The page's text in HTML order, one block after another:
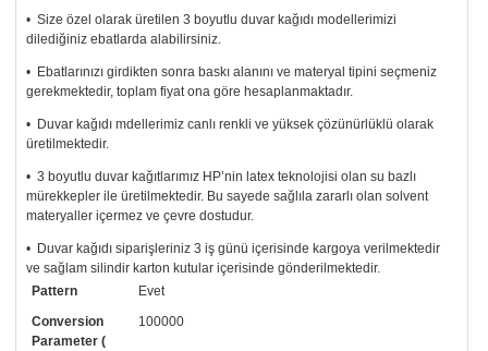
• Size özel olarak üretilen 3 boyutlu duvar kağıdı modellerimizi
dilediğiniz ebatlarda alabilirsiniz.
• Ebatlarınızı girdikten sonra baskı alanını ve materyal tipini seçmeniz
gerekmektedir, toplam fiyat ona göre hesaplanmaktadır.
• Duvar kağıdı mdellerimiz canlı renkli ve yüksek çözünürlüklü olarak
üretilmektedir.
• 3 boyutlu duvar kağıtlarımız HP’nin latex teknolojisi olan su bazlı
mürekkepler ile üretilmektedir. Bu sayede sağlıla zararlı olan solvent
materyaller içermez ve çevre dostudur.
• Duvar kağıdı siparişleriniz 3 iş günü içerisinde kargoya verilmektedir
ve sağlam silindir karton kutular içerisinde gönderilmektedir.
Uygulaması standart duvar kağıdı ile aynıdır. Siparişiniz ile birlikte
uygulama kılavuzu da gönderilecektir.
Pattern
Evet
Conversion
Parameter (
100000